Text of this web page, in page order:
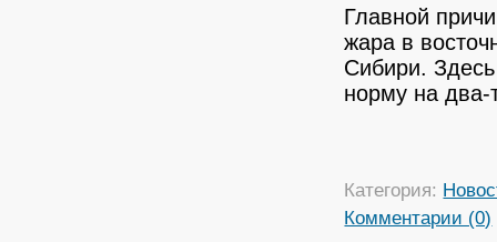
Главной
жара в
Сибири.
норму на два-
Категория:
Комментарии (0)